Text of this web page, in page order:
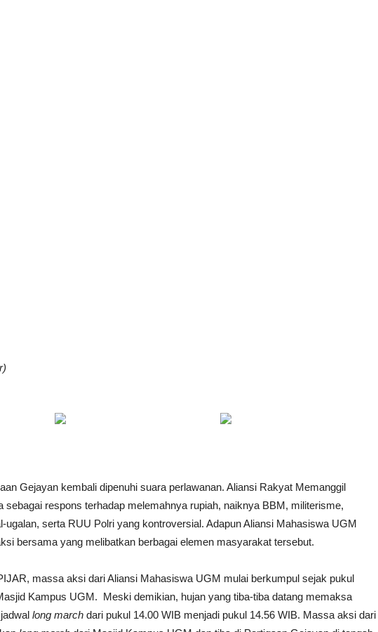
Gejayan kembali dipenuhi suara perlawanan. Aliansi Rakyat Memanggil
sebagai respons terhadap melemahnya rupiah, naiknya BBM, militerisme,
ugalan, serta RUU Polri yang kontroversial. Adapun Aliansi Mahasiswa UGM
bersama yang melibatkan berbagai elemen masyarakat tersebut.
massa aksi dari Aliansi Mahasiswa UGM mulai berkumpul sejak pukul
Kampus UGM. Meski demikian, hujan yang tiba-tiba datang memaksa
long march dari pukul 14.00 WIB menjadi pukul 14.56 WIB. Massa aksi dari